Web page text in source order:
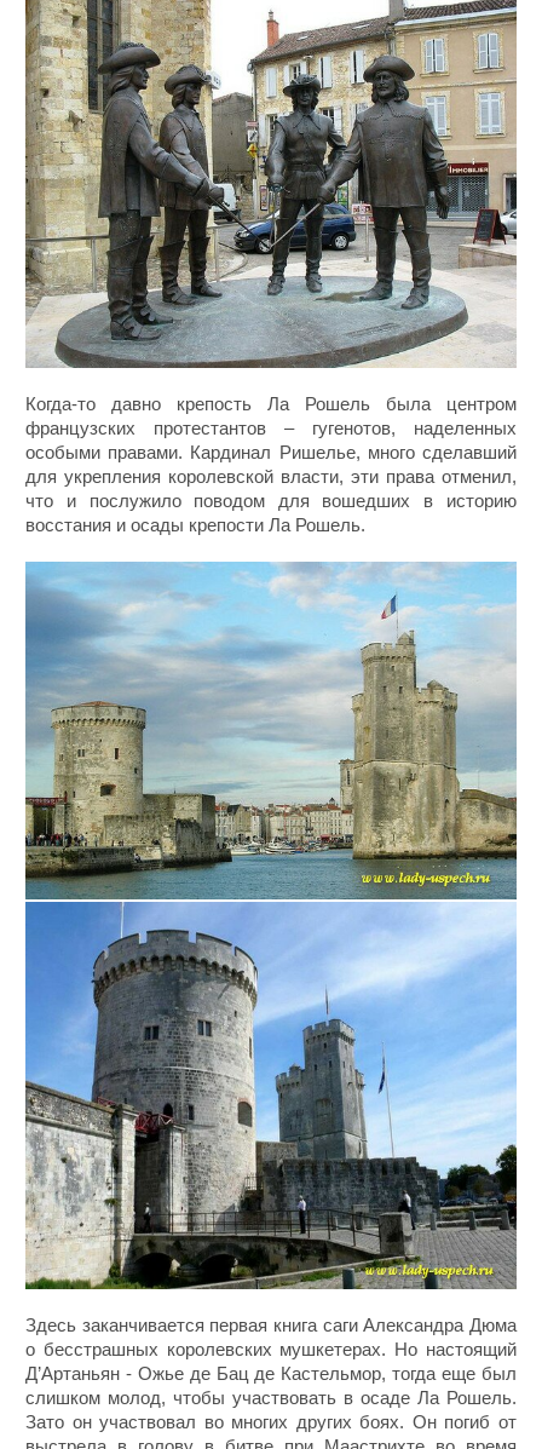
Когда-то давно крепость Ла Рошель была центром
французских протестантов – гугенотов, наделенных
особыми правами. Кардинал Ришелье, много сделавший
для укрепления королевской власти, эти права отменил,
что и послужило поводом для вошедших в историю
восстания и осады крепости Ла Рошель.
Здесь заканчивается первая книга саги Александра Дюма
о бесстрашных королевских мушкетерах. Но настоящий
Д’Артаньян - Ожье де Бац де Кастельмор, тогда еще был
слишком молод, чтобы участвовать в осаде Ла Рошель.
Зато он участвовал во многих других боях. Он погиб от